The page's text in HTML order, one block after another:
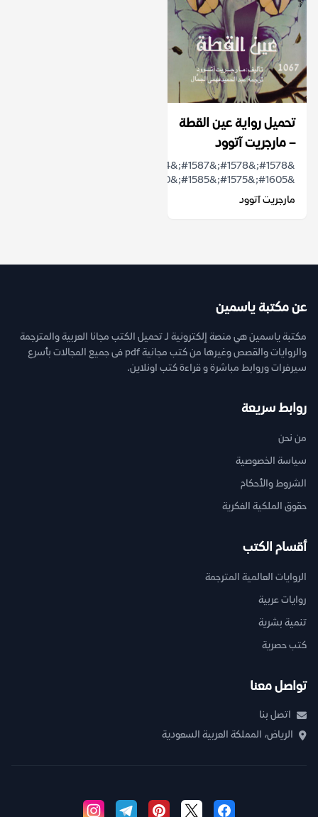
تحميل رواية عين القطة
– مارجريت آتوود
&#1605;&#1575;&#1585;&#1580;&#1585;&#1610;&#...
مارجريت آتوود
عن مكتبة ياسمين
مكتبة ياسمين هي منصة إلكترونية لـ تحميل الكتب مجانا العربية والمترجمة
والروايات والقصص وغيرها من كتب مجانية pdf فى جميع المجالات بأسرع
سيرفرات وروابط مباشرة و قراءة كتب اونلاين.
روابط سريعة
من نحن
سياسة الخصوصية
الشروط والأحكام
حقوق الملكية الفكرية
أقسام الكتب
الروايات العالمية المترجمة
روايات عربية
تنمية بشرية
كتب حصرية
تواصل معنا
اتصل بنا
الرياض، المملكة العربية السعودية